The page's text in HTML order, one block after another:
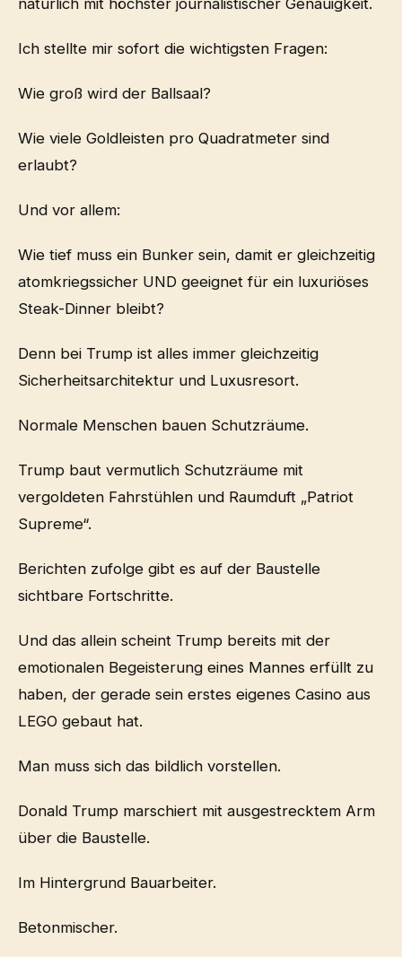
natürlich mit höchster journalistischer Genauigkeit.
Ich stellte mir sofort die wichtigsten Fragen:
Wie groß wird der Ballsaal?
Wie viele Goldleisten pro Quadratmeter sind
erlaubt?
Und vor allem:
Wie tief muss ein Bunker sein, damit er gleichzeitig
atomkriegssicher UND geeignet für ein luxuriöses
Steak-Dinner bleibt?
Denn bei Trump ist alles immer gleichzeitig
Sicherheitsarchitektur und Luxusresort.
Normale Menschen bauen Schutzräume.
Trump baut vermutlich Schutzräume mit
vergoldeten Fahrstühlen und Raumduft „Patriot
Supreme“.
Berichten zufolge gibt es auf der Baustelle
sichtbare Fortschritte.
Und das allein scheint Trump bereits mit der
emotionalen Begeisterung eines Mannes erfüllt zu
haben, der gerade sein erstes eigenes Casino aus
LEGO gebaut hat.
Man muss sich das bildlich vorstellen.
Donald Trump marschiert mit ausgestrecktem Arm
über die Baustelle.
Im Hintergrund Bauarbeiter.
Betonmischer.